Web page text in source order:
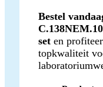
Bestel
set en
topkwaliteit